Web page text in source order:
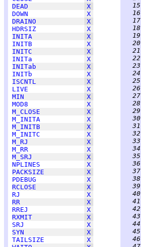
DEAD
X
DOWN
X
DRAINO
X
HDRSIZ
X
INITA
X
INITB
X
INITC
X
INITa
X
INITab
X
INITb
X
ISCNTL
X
LIVE
X
MIN
X
MOD8
X
M_CLOSE
X
M_INITA
X
M_INITB
X
M_INITC
X
M_RJ
X
M_RR
X
M_SRJ
X
NPLINES
X
PACKSIZE
X
PDEBUG
X
RCLOSE
X
RJ
X
RR
X
RREJ
X
RXMIT
X
SRJ
X
SYN
X
TAILSIZE
X
  15
  16
  17
  18
  19
  20
  21
  22
  23
  24
  25
  26
  27
  28
  29
  30
  31
  32
  33
  34
  35
  36
  37
  38
  39
  40
  41
  42
  43
  44
  45
  46